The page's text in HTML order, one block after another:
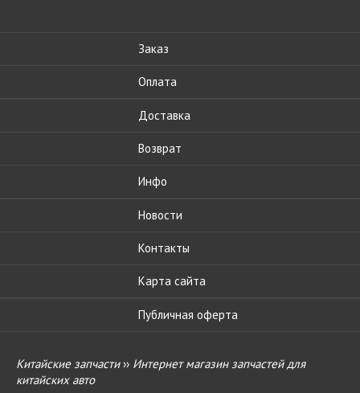
Заказ
Оплата
Доставка
Возврат
Инфо
Новости
Контакты
Карта сайта
Публичная оферта
Китайские запчасти›› Интернет магазин запчастей для
китайских авто